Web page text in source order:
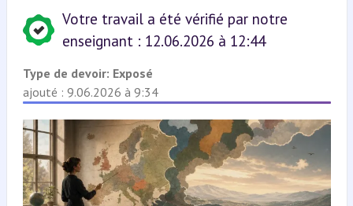
Votre travail a été vérifié par notre
enseignant : 12.06.2026 à 12:44
Type de devoir: Exposé
ajouté : 9.06.2026 à 9:34